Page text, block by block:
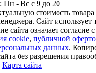
Пн - Вс с 9 до 20
стоимость товара
Сайт использует
сайта означает согласие с
cookie, публичной
данных.
без разрешения
Карта сайта